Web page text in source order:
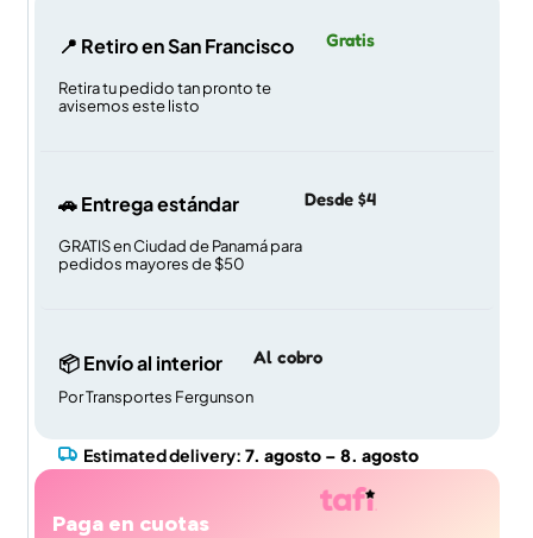
📍 Retiro en San Francisco
Retira tu pedido tan pronto te
avisemos este listo
Gratis
🚗 Entrega estándar
GRATIS en Ciudad de Panamá para
pedidos mayores de $50
Desde $4
📦 Envío al interior
Por Transportes Fergunson
Al cobro
Estimated delivery: 7. agosto – 8. agosto
Paga en cuotas